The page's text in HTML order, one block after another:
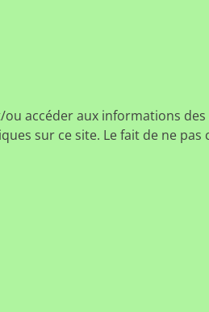
accéder aux informations
sur ce site. Le fait de ne